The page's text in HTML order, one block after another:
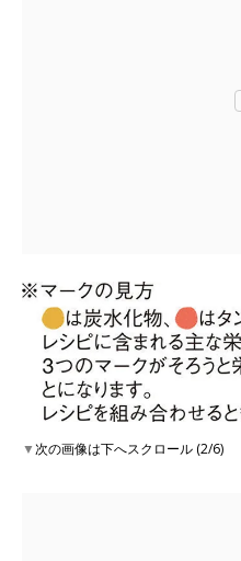
▼次の画像は下へスクロール (2/6)